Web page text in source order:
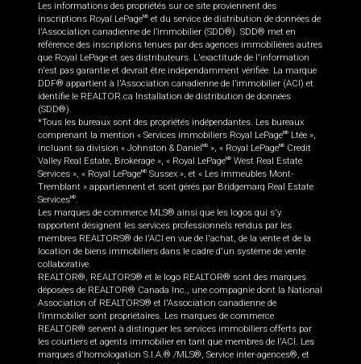
Les informations des propriétés sur ce site proviennent des
inscriptions Royal LePageMD et du service de distribution de données de
l'Association canadienne de l’immobilier (SDD®). SDD® met en
référence des inscriptions tenues par des agences immobilières autres
que Royal LePage et ses distributeurs. L'exactitude de l'information
n'est pas garantie et devrait être indépendamment vérifiée. La marque
DDF® appartient à l'Association canadienne de l’immobilier (ACI) et
identifie le REALTOR.ca Installation de distribution de données
(SDD®).
*Tous les bureaux sont des propriétés indépendantes. Les bureaux
comprenant la mention « Services immobiliers Royal LePageMD
Ltée »,
incluant sa division « Johnston & Daniel MD », « Royal LePageMD
Credit
Valley Real Estate, Brokerage », « Royal LePageMD West Real Estate
Services », « Royal LePageMD Sussex », et « Les immeubles Mont-
Tremblant » appartiennent et sont gérés par Bridgemarq Real Estate
ServicesMD.
Les marques de commerce MLS® ainsi que les logos qui s'y
rapportent désignent les services professionnels rendus par les
membres REALTORS® de l'ACI en vue de l'achat, de la vente et de la
location de biens immobiliers dans le cadre d'un système de vente
collaborative.
REALTOR®, REALTORS® et le logo REALTOR® sont des marques
déposées de REALTOR® Canada Inc., une compagnie dont la National
Association of REALTORS® et l'Association canadienne de
l’immobilier sont propriétaires. Les marques de commerce
REALTOR® servent à distinguer les services immobiliers offerts par
les courtiers et agents immobilier en tant que membres de l'ACI. Les
marques d'homologation S.I.A.® /MLS®, Service inter-agences®, et